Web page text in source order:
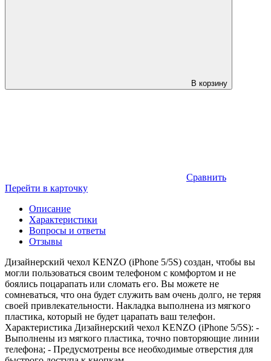
В корзину
Сравнить
Перейти в карточку
Описание
Характеристики
Вопросы и ответы
Отзывы
Дизайнерский чехол KENZO (iPhone 5/5S) создан, чтобы вы
могли пользоваться своим телефоном с комфортом и не
боялись поцарапать или сломать его. Вы можете не
сомневаться, что она будет служить вам очень долго, не теряя
своей привлекательности. Накладка выполнена из мягкого
пластика, который не будет царапать ваш телефон.
Характеристика Дизайнерский чехол KENZO (iPhone 5/5S): -
Выполнены из мягкого пластика, точно повторяющие линии
телефона; - Предусмотрены все необходимые отверстия для